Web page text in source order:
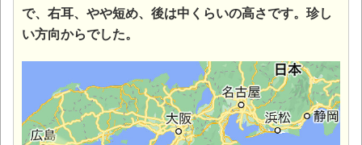
で、右耳、やや短め、後は中くらいの高さです。 珍し
い方向からでした。